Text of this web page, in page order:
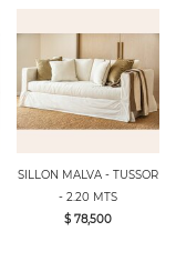
SILLON MALVA - TUSSOR
- 2.20 MTS
$ 78,500